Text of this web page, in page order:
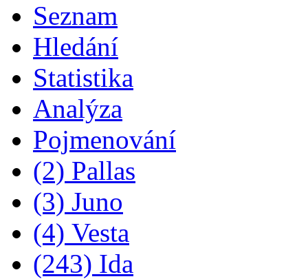
Seznam
Hledání
Statistika
Analýza
Pojmenování
(2) Pallas
(3) Juno
(4) Vesta
(243) Ida